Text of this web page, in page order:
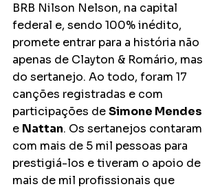
BRB Nilson Nelson, na capital
federal e, sendo 100% inédito,
promete entrar para a história não
apenas de Clayton & Romário, mas
do sertanejo. Ao todo, foram 17
canções registradas e com
participações de Simone Mendes
e Nattan. Os sertanejos contaram
com mais de 5 mil pessoas para
prestigiá-los e tiveram o apoio de
mais de mil profissionais que